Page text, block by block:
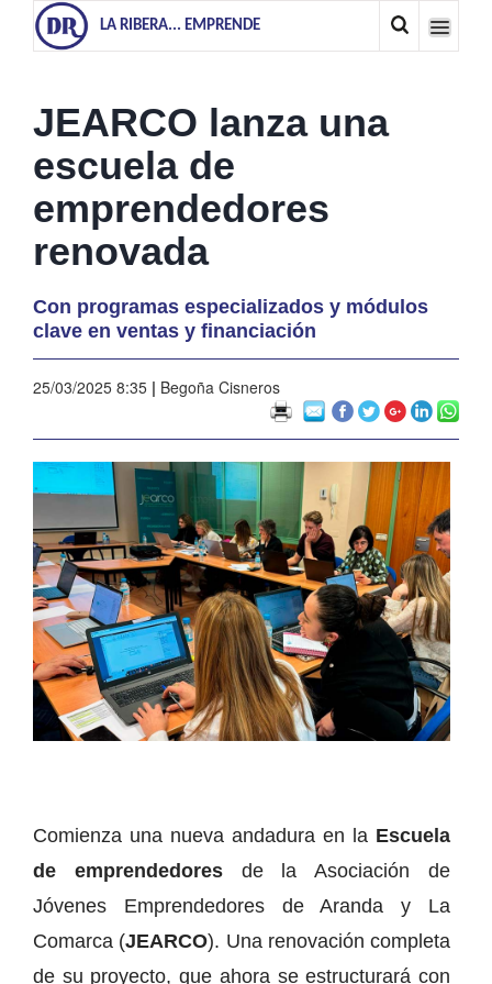
LA RIBERA... EMPRENDE
JEARCO lanza una
escuela de
emprendedores
renovada
Con programas especializados y módulos
clave en ventas y financiación
25/03/2025 8:35 | Begoña Cisneros
Comienza una nueva andadura en la Escuela
de emprendedoresde la Asociación de
Jóvenes Emprendedores de Aranda y La
Comarca (JEARCO). Una renovación completa
de su proyecto, que ahora se estructurará con